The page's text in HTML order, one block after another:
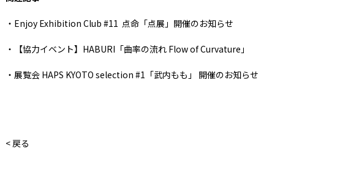
・Enjoy Exhibition Club #11 点命「点展」開催のお知らせ
・【協力イベント】HABURI「曲率の流れ Flow of Curvature」
・展覧会 HAPS KYOTO selection #1「武内もも」 開催のお知らせ
< 戻る